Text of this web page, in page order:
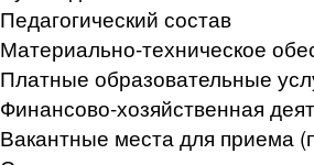
Педагогический состав
Материально-техническое
Платные образовательные
Финансово-хозяйственная
Вакантные места для приема